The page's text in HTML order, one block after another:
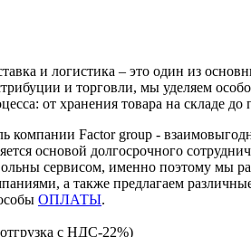
и логистика – это один из
и торговли, мы уделяем
от хранения товара на складе до
компании Factor group -
основой долгосрочного
сервисом, именно поэтому мы
а также предлагаем
ОПЛАТЫ.
c НДС-22%)